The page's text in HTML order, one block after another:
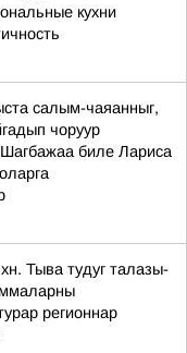
кухни
салым-чаяанныг,
чоруур
биле Лариса
Тыва тудуг талазы-
регионнар